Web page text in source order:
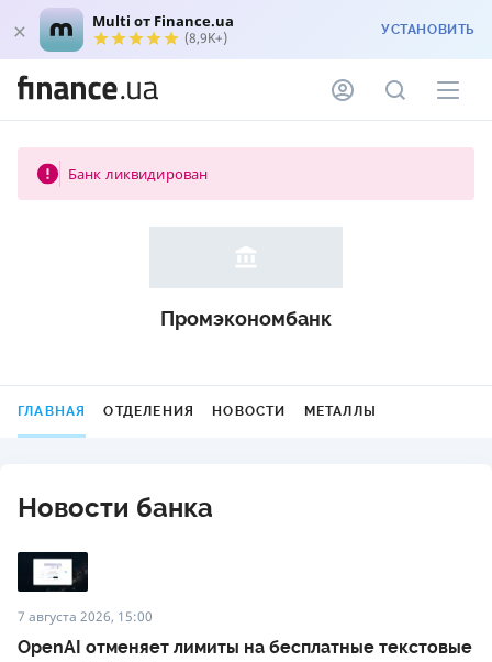
Multi от Finance.ua
(8,9K+) УСТАНОВИТЬ
Банк ликвидирован
Промэкономбанк
ГЛАВНАЯ ОТДЕЛЕНИЯ НОВОСТИ МЕТАЛЛЫ
Новости банка
7 августа 2026, 15:00
OpenAI отменяет лимиты на бесплатные текстовые